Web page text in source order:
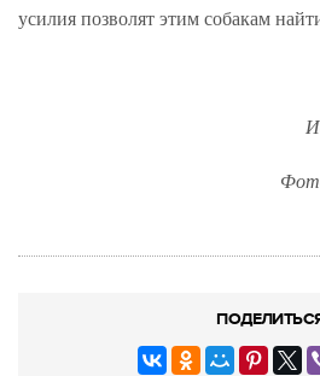
усилия позволят этим собакам